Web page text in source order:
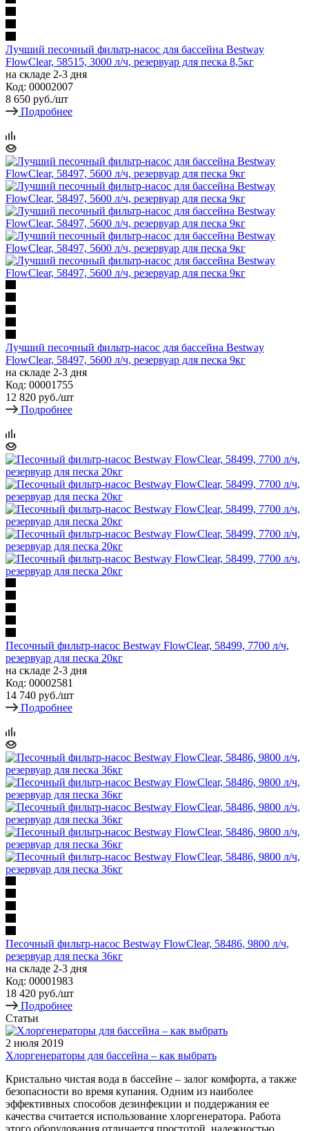
Лучший песочный фильтр-насос для бассейна Bestway
FlowClear, 58515, 3000 л/ч, резервуар для песка 8,5кг
на складе 2-3 дня
Код: 00002007
8 650 руб./шт
Подробнее
Лучший песочный фильтр-насос для бассейна Bestway
FlowClear, 58497, 5600 л/ч, резервуар для песка 9кг
на складе 2-3 дня
Код: 00001755
12 820 руб./шт
Подробнее
Песочный фильтр-насос Bestway FlowClear, 58499, 7700 л/ч,
резервуар для песка 20кг
на складе 2-3 дня
Код: 00002581
14 740 руб./шт
Подробнее
Песочный фильтр-насос Bestway FlowClear, 58486, 9800 л/ч,
резервуар для песка 36кг
на складе 2-3 дня
Код: 00001983
18 420 руб./шт
Подробнее
Статьи
2 июля 2019
Хлоргенераторы для бассейна – как выбрать
Кристально чистая вода в бассейне – залог комфорта, а также
безопасности во время купания. Одним из наиболее
эффективных способов дезинфекции и поддержания ее
качества считается использование хлоргенератора. Работа
этого оборудования отличается простотой, надежностью,